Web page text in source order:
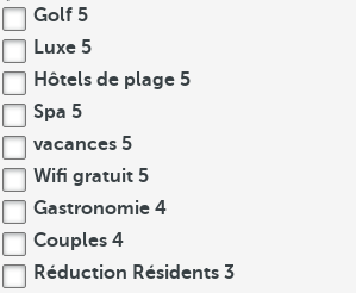
Golf 5
Luxe 5
Hôtels de plage 5
Spa 5
vacances 5
Wifi gratuit 5
Gastronomie 4
Couples 4
Réduction Résidents 3